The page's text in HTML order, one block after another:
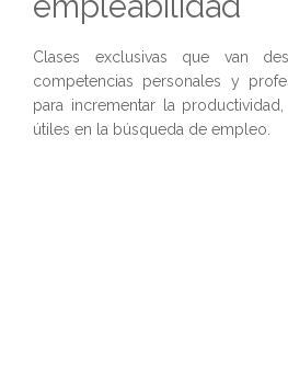
Clases exclusivas que van
competencias personales y
para incrementar la
útiles en la búsqueda de empleo.